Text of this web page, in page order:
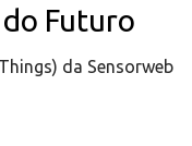
Futuro
) da Sensorweb